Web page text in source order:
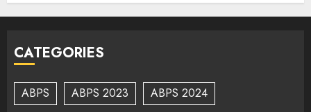
CATEGORIES
ABPS ABPS 2023
ABPS 2024